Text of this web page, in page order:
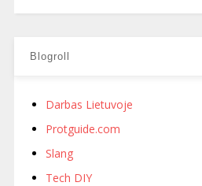
Blogroll
Darbas Lietuvoje
Protguide.com
Slang
Tech DIY